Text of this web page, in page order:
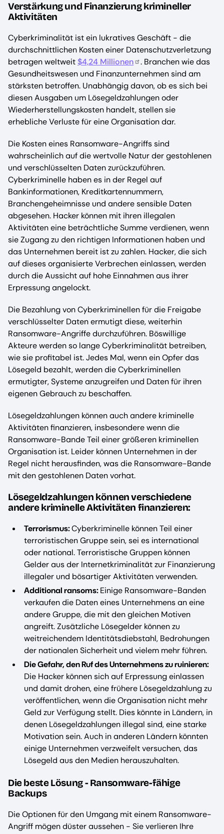
Verstärkung und Finanzierung krimineller
Aktivitäten
Cyberkriminalität ist ein lukratives Geschäft - die
durchschnittlichen Kosten einer Datenschutzverletzung
betragen weltweit$4,24 Millionen
. Branchen wie das
Gesundheitswesen und Finanzunternehmen sind am
stärksten betroffen. Unabhängig davon, ob es sich bei
diesen Ausgaben um Lösegeldzahlungen oder
Wiederherstellungskosten handelt, stellen sie
erhebliche Verluste für eine Organisation dar.
Die Kosten eines Ransomware-Angriffs sind
wahrscheinlich auf die wertvolle Natur der gestohlenen
und verschlüsselten Daten zurückzuführen.
Cyberkriminelle haben es in der Regel auf
Bankinformationen, Kreditkartennummern,
Branchengeheimnisse und andere sensible Daten
abgesehen. Hacker können mit ihren illegalen
Aktivitäten eine beträchtliche Summe verdienen, wenn
sie Zugang zu den richtigen Informationen haben und
das Unternehmen bereit ist zu zahlen. Hacker, die sich
auf dieses organisierte Verbrechen einlassen, werden
durch die Aussicht auf hohe Einnahmen aus ihrer
Erpressung angelockt.
Die Bezahlung von Cyberkriminellen für die Freigabe
verschlüsselter Daten ermutigt diese, weiterhin
Ransomware-Angriffe durchzuführen. Böswillige
Akteure werden so lange Cyberkriminalität betreiben,
wie sie profitabel ist. Jedes Mal, wenn ein Opfer das
Lösegeld bezahlt, werden die Cyberkriminellen
ermutigter, Systeme anzugreifen und Daten für ihren
eigenen Gebrauch zu beschaffen.
Lösegeldzahlungen können auch andere kriminelle
Aktivitäten finanzieren, insbesondere wenn die
Ransomware-Bande Teil einer größeren kriminellen
Organisation ist. Leider können Unternehmen in der
Regel nicht herausfinden, was die Ransomware-Bande
mit den gestohlenen Daten vorhat.
Lösegeldzahlungen können verschiedene
andere kriminelle Aktivitäten finanzieren:
Terrorismus:Cyberkriminelle können Teil einer
terroristischen Gruppe sein, sei es international
oder national. Terroristische Gruppen können
Gelder aus der Internetkriminalität zur Finanzierung
illegaler und bösartiger Aktivitäten verwenden.
Additional ransoms:Einige Ransomware-Banden
verkaufen die Daten eines Unternehmens an eine
andere Gruppe, die mit den gleichen Motiven
angreift. Zusätzliche Lösegelder können zu
weitreichendem Identitätsdiebstahl, Bedrohungen
der nationalen Sicherheit und vielem mehr führen.
Die Gefahr, den Ruf des Unternehmens zu ruinieren:
Die Hacker können sich auf Erpressung einlassen
und damit drohen, eine frühere Lösegeldzahlung zu
veröffentlichen, wenn die Organisation nicht mehr
Geld zur Verfügung stellt. Dies könnte in Ländern, in
denen Lösegeldzahlungen illegal sind, eine starke
Motivation sein. Auch in anderen Ländern könnten
einige Unternehmen verzweifelt versuchen, das
Lösegeld aus den Medien herauszuhalten.
Die beste Lösung - Ransomware-fähige
Backups
Die Optionen für den Umgang mit einem Ransomware-
Angriff mögen düster aussehen - Sie verlieren Ihre